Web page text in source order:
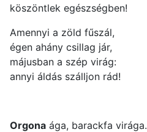
köszöntlek egészségben!
Amennyi a zöld fűszál,
égen ahány csillag jár,
májusban a szép virág:
annyi áldás szálljon rád!
Orgona ága, barackfa virága.